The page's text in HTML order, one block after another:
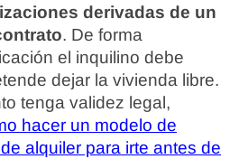
derivadas de un
. De forma
el inquilino debe
dejar la vivienda libre.
tenga validez legal,
hacer un modelo de
alquiler para irte antes de